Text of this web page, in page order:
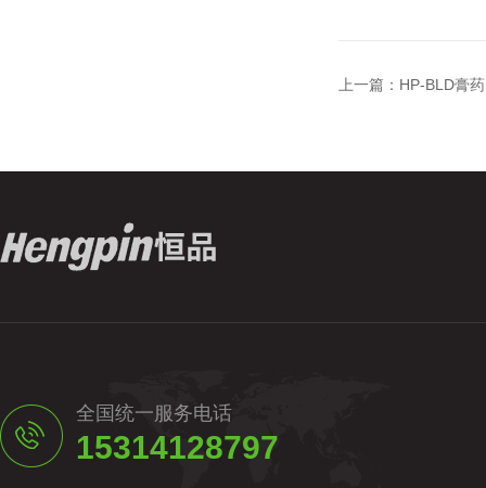
上一篇： HP-BLD膏
全国统一服务电话
15314128797